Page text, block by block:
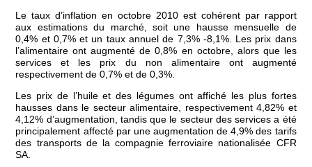
Le taux d’inflation en octobre 2010 est cohérent par rapport
aux estimations du marché, soit une hausse mensuelle de
0,4% et 0,7% et un taux annuel de 7,3% -8,1%. Les prix dans
l’alimentaire ont augmenté de 0,8% en octobre, alors que les
services et les prix du non alimentaire ont augmenté
respectivement de 0,7% et de 0,3%.
Les prix de l’huile et des légumes ont affiché les plus fortes
hausses dans le secteur alimentaire, respectivement 4,82% et
4,12% d’augmentation, tandis que le secteur des services a été
principalement affecté par une augmentation de 4,9% des tarifs
des transports de la compagnie ferroviaire nationalisée CFR
SA.